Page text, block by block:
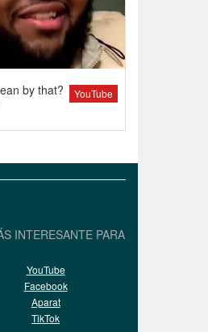
YouTube
by that?
INTERESANTE PARA
YouTube
Facebook
Aparat
TikTok